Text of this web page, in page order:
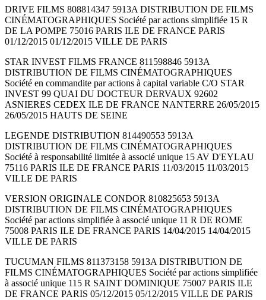
DRIVE FILMS 808814347 5913A DISTRIBUTION DE FILMS
CINÉMATOGRAPHIQUES Société par actions simplifiée 15 R
DE LA POMPE 75016 PARIS ILE DE FRANCE PARIS
01/12/2015 01/12/2015 VILLE DE PARIS
STAR INVEST FILMS FRANCE 811598846 5913A
DISTRIBUTION DE FILMS CINÉMATOGRAPHIQUES
Société en commandite par actions à capital variable C/O STAR
INVEST 99 QUAI DU DOCTEUR DERVAUX 92602
ASNIERES CEDEX ILE DE FRANCE NANTERRE 26/05/2015
26/05/2015 HAUTS DE SEINE
LEGENDE DISTRIBUTION 814490553 5913A
DISTRIBUTION DE FILMS CINÉMATOGRAPHIQUES
Société à responsabilité limitée à associé unique 15 AV D'EYLAU
75116 PARIS ILE DE FRANCE PARIS 11/03/2015 11/03/2015
VILLE DE PARIS
VERSION ORIGINALE CONDOR 810825653 5913A
DISTRIBUTION DE FILMS CINÉMATOGRAPHIQUES
Société par actions simplifiée à associé unique 11 R DE ROME
75008 PARIS ILE DE FRANCE PARIS 14/04/2015 14/04/2015
VILLE DE PARIS
TUCUMAN FILMS 811373158 5913A DISTRIBUTION DE
FILMS CINÉMATOGRAPHIQUES Société par actions simplifiée
à associé unique 115 R SAINT DOMINIQUE 75007 PARIS ILE
DE FRANCE PARIS 05/12/2015 05/12/2015 VILLE DE PARIS